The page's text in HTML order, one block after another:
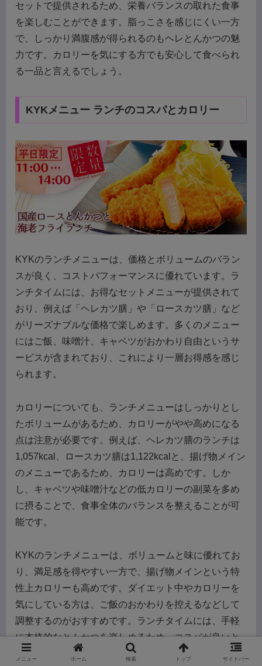
セットで提供されるため、栄養バランスの取れた食事
を楽しむことができます。脂っこさを感じにくい一方
で、しっかり満腹感が得られるのもヘレとんかつの魅
力です。カロリーを気にする方でも安心して食べられ
る一品と言えるでしょう。
KYKメニュー ランチのコスパとカロリー
KYKのランチメニューは、価格とボリュームのバラン
スが良く、コストパフォーマンスに優れています。ラ
ンチタイムには、お得なセットメニューが提供されて
おり、例えば「ヘレカツ膳」や「ロースカツ膳」など
がリーズナブルな価格で楽しめます。多くのメニュー
にはご飯、味噌汁、キャベツがおかわり自由というサ
ービスが含まれており、これにより一層お得感を感じ
られます。
カロリーについても、ランチメニューはしっかりとし
たボリュームがあるため、カロリーがやや高めになる
点は注意が必要です。例えば、ヘレカツ膳のランチは
1,057kcal、ロースカツ膳は1,122kcalと、揚げ物メイン
のメニューであるため、カロリーは高めです。しか
し、キャベツや味噌汁などの低カロリーの副菜を多め
に摂ることで、食事全体のバランスを整えることが可
能です。
KYKのランチメニューは、ボリュームと味に優れてお
り、満足感を得やすい一方で、揚げ物メインという特
性上カロリーも高めです。ダイエット中やカロリーを
気にしている方は、ご飯のおかわりを控えるなどして
調整するのがおすすめです。ランチタイムには、手軽
に本格的なとんかつを楽しめるため、コスパが良いと
評判ですが、カロリーにも気を配りながら楽しむこと
メニュー ホーム 検索 トップ サイドバー